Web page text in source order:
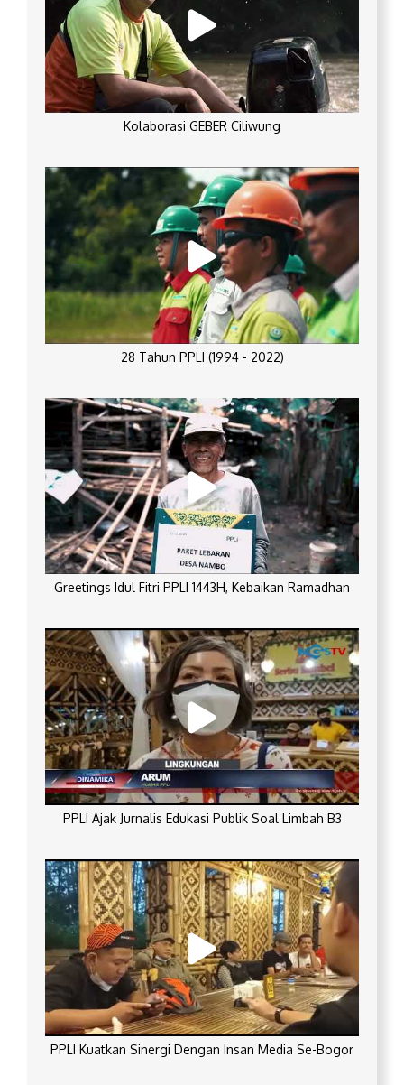
Kolaborasi GEBER Ciliwung
28 Tahun PPLI (1994 - 2022)
Greetings Idul Fitri PPLI 1443H, Kebaikan Ramadhan
PPLI Ajak Jurnalis Edukasi Publik Soal Limbah B3
PPLI Kuatkan Sinergi Dengan Insan Media Se-Bogor